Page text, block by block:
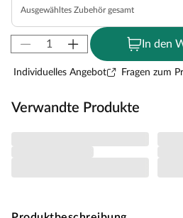
Ausgewähltes Zubehör gesamt
In den
Individuelles Angebot Fragen zum
Verwandte Produkte